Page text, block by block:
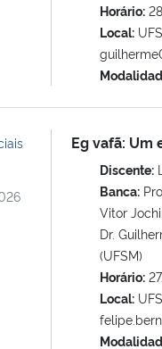
Horário:
Local:
Eg vafã:
Discente:
Banca:
Vitor
Dr.
(UFSM)
Horário:
Local: